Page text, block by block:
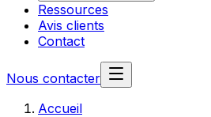
Ressources
Avis clients
Contact
Nous contacter
Accueil